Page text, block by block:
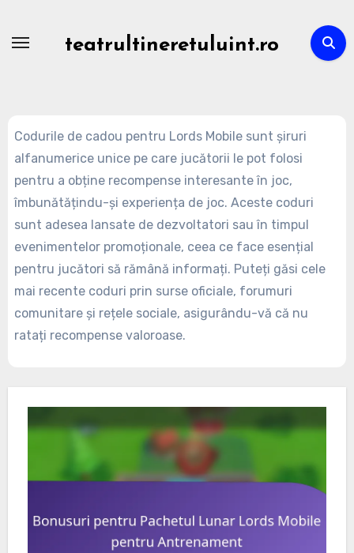
teatrultineretuluint.ro
Codurile de cadou pentru Lords Mobile sunt șiruri
alfanumerice unice pe care jucătorii le pot folosi
pentru a obține recompense interesante în joc,
îmbunătățindu-și experiența de joc. Aceste coduri
sunt adesea lansate de dezvoltatori sau în timpul
evenimentelor promoționale, ceea ce face esențial
pentru jucători să rămână informați. Puteți găsi cele
mai recente coduri prin surse oficiale, forumuri
comunitare și rețele sociale, asigurându-vă că nu
ratați recompense valoroase.